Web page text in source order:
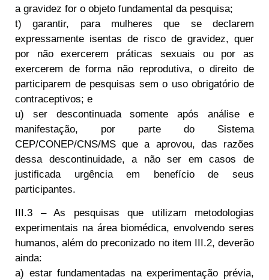
a gravidez for o objeto fundamental da pesquisa;
t) garantir, para mulheres que se declarem
expressamente isentas de risco de gravidez, quer
por não exercerem práticas sexuais ou por as
exercerem de forma não reprodutiva, o direito de
participarem de pesquisas sem o uso obrigatório de
contraceptivos; e
u) ser descontinuada somente após análise e
manifestação, por parte do Sistema
CEP/CONEP/CNS/MS que a aprovou, das razões
dessa descontinuidade, a não ser em casos de
justificada urgência em benefício de seus
participantes.
III.3 – As pesquisas que utilizam metodologias
experimentais na área biomédica, envolvendo seres
humanos, além do preconizado no item III.2, deverão
ainda:
a) estar fundamentadas na experimentação prévia,